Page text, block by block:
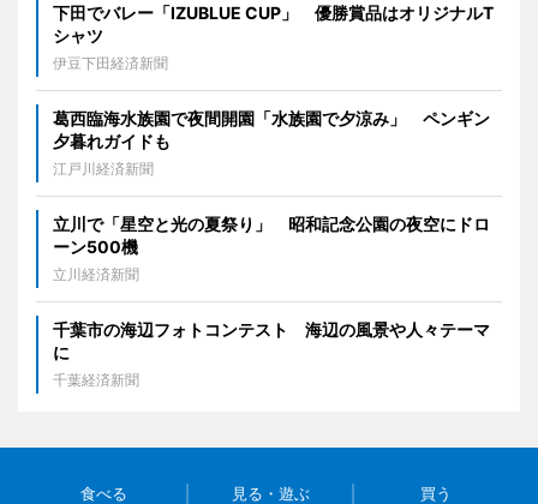
下田でバレー「IZUBLUE CUP」 優勝賞品はオリジナルT
シャツ
伊豆下田経済新聞
葛西臨海水族園で夜間開園「水族園で夕涼み」 ペンギン
夕暮れガイドも
江戸川経済新聞
立川で「星空と光の夏祭り」 昭和記念公園の夜空にドロ
ーン500機
立川経済新聞
千葉市の海辺フォトコンテスト 海辺の風景や人々テーマ
に
千葉経済新聞
食べる 見る・遊ぶ 買う